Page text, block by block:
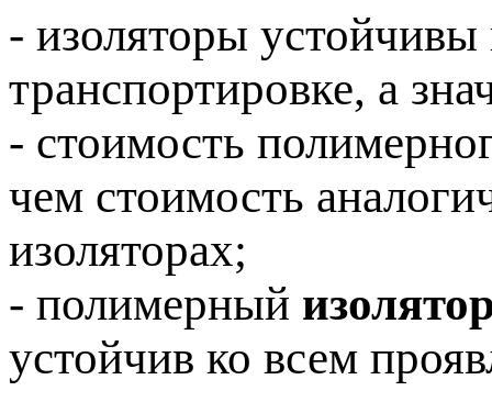
- изоляторы
транспортировке, а
- стоимость
чем стоимость
изоляторах;
- полимерный
устойчив ко всем